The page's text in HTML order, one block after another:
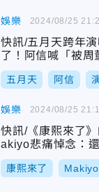
娛樂
快訊/五月天跨年
了！阿信喊「被周
五月天 阿信
2024/08/25
娛樂
快訊/《康熙來了
akiyo悲痛悼念：
康熙來了 Makiyo
2024/08/25